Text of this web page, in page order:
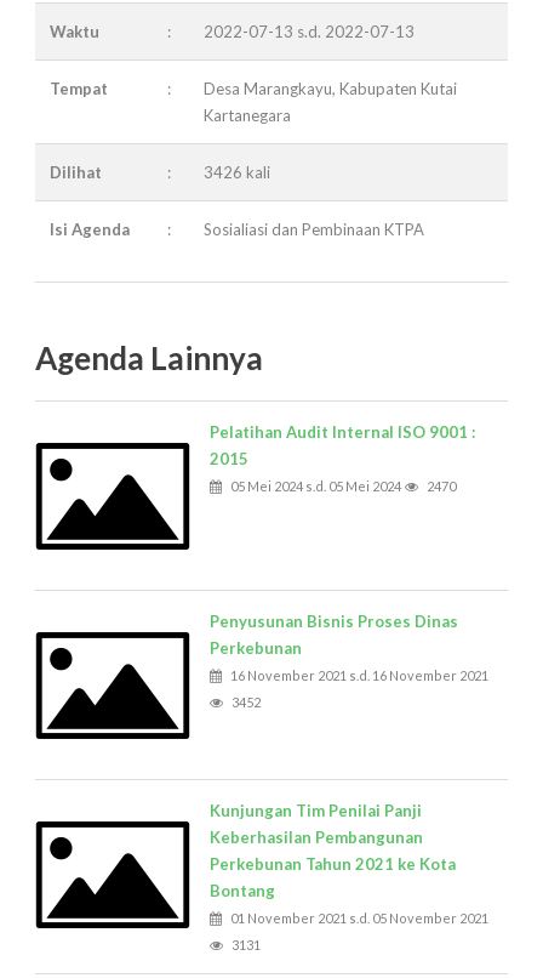
Waktu : 2022-07-13 s.d. 2022-07-13
Tempat :
Desa Marangkayu, Kabupaten Kutai
Kartanegara
Dilihat : 3426 kali
Isi Agenda : Sosialiasi dan Pembinaan KTPA
Agenda Lainnya
Pelatihan Audit Internal ISO 9001 :
2015
05 Mei 2024 s.d. 05 Mei 2024 2470
Penyusunan Bisnis Proses Dinas
Perkebunan
16 November 2021 s.d. 16 November 2021
3452
Kunjungan Tim Penilai Panji
Keberhasilan Pembangunan
Perkebunan Tahun 2021 ke Kota
Bontang
01 November 2021 s.d. 05 November 2021
3131